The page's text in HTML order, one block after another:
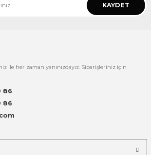
KAYDET
ile her zaman yanınızdayız. Siparişleriniz için
86
86